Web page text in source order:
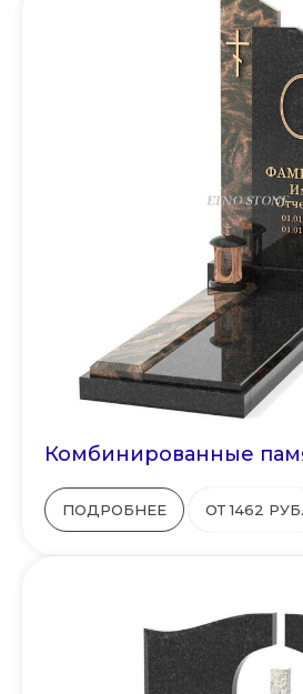
Комбинированные
ПОДРОБНЕЕ ОТ 1462 РУБ.